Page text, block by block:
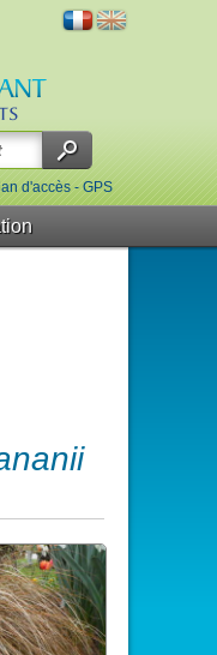
d'accès - GPS